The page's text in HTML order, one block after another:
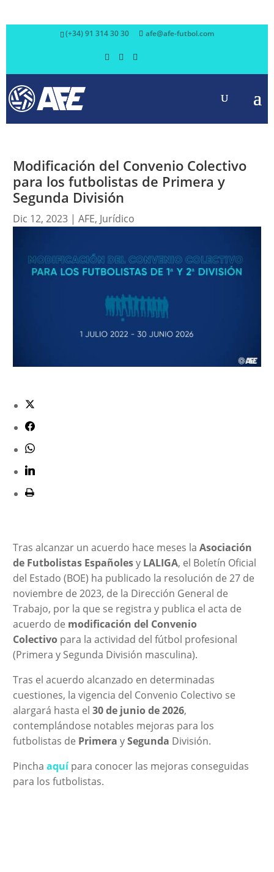
(+34) 91 314 30 30 afe@afe-futbol.com
Modificación del Convenio Colectivo
para los futbolistas de Primera y
Segunda División
Dic 12, 2023| AFE, Jurídico
Tras alcanzar un acuerdo hace meses la Asociación
de Futbolistas Españolesy LALIGA, el Boletín Oficial
del Estado (BOE) ha publicado la resolución de 27 de
noviembre de 2023, de la Dirección General de
Trabajo, por la que se registra y publica el acta de
acuerdo de modificación del Convenio
Colectivopara la actividad del fútbol profesional
(Primera y Segunda División masculina).
Tras el acuerdo alcanzado en determinadas
cuestiones, la vigencia del Convenio Colectivo se
alargará hasta el 30 de junio de 2026,
contemplándose notables mejoras para los
futbolistas de Primera ySegunda División.
Pincha aquípara conocer las mejoras conseguidas
para los futbolistas.